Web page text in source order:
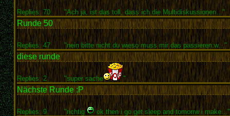
Replies: 70 "Ach ja, ist das toll, dass ich die Multidiskussionen..."
Runde 50
Replies: 47 "nein bitte nicht du wieso muss mir das passieren:w..."
diese runde
Replies: 2 "super sache "
Nächste Runde :P
Replies: 9 "richtig ok then i go get sleep and tomorrw i make..."